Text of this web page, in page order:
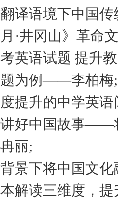
译语境下中国
月·井冈山》革
英语试题 提升
题为例——李柏梅;
提升的中学英
好中国故事——
丽;
景下将中国文
解读三维度，